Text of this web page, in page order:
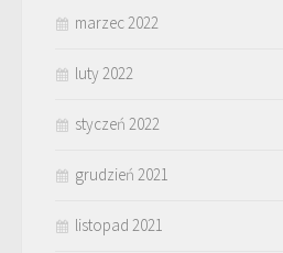
marzec 2022
luty 2022
styczeń 2022
grudzień 2021
listopad 2021